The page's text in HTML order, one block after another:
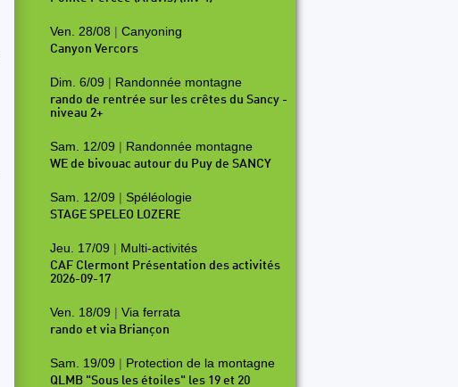
Ven. 28/08 | Canyoning
Canyon Vercors
Dim. 6/09 | Randonnée montagne
rando de rentrée sur les crêtes du Sancy -
niveau 2+
Sam. 12/09 | Randonnée montagne
WE de bivouac autour du Puy de SANCY
Sam. 12/09 | Spéléologie
STAGE SPELEO LOZERE
Jeu. 17/09 | Multi-activités
CAF Clermont Présentation des activités
2026-09-17
Ven. 18/09 | Via ferrata
rando et via Briançon
Sam. 19/09 | Protection de la montagne
QLMB "Sous les étoiles" les 19 et 20